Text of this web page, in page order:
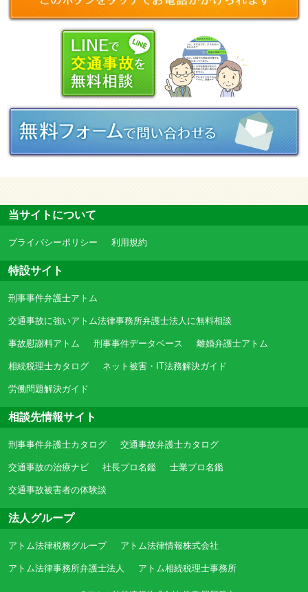
当サイトについて
プライバシーポリシー 利用規約
特設サイト
刑事事件弁護士アトム
交通事故に強いアトム法律事務所弁護士法人に無料相談
事故慰謝料アトム 刑事事件データベース 離婚弁護士アトム
相続税理士カタログ ネット被害・IT法務解決ガイド
労働問題解決ガイド
相談先情報サイト
刑事事件弁護士カタログ 交通事故弁護士カタログ
交通事故の治療ナビ 社長プロ名鑑 士業プロ名鑑
交通事故被害者の体験談
法人グループ
アトム法律税務グループ アトム法律情報株式会社
アトム法律事務所弁護士法人 アトム相続税理士事務所